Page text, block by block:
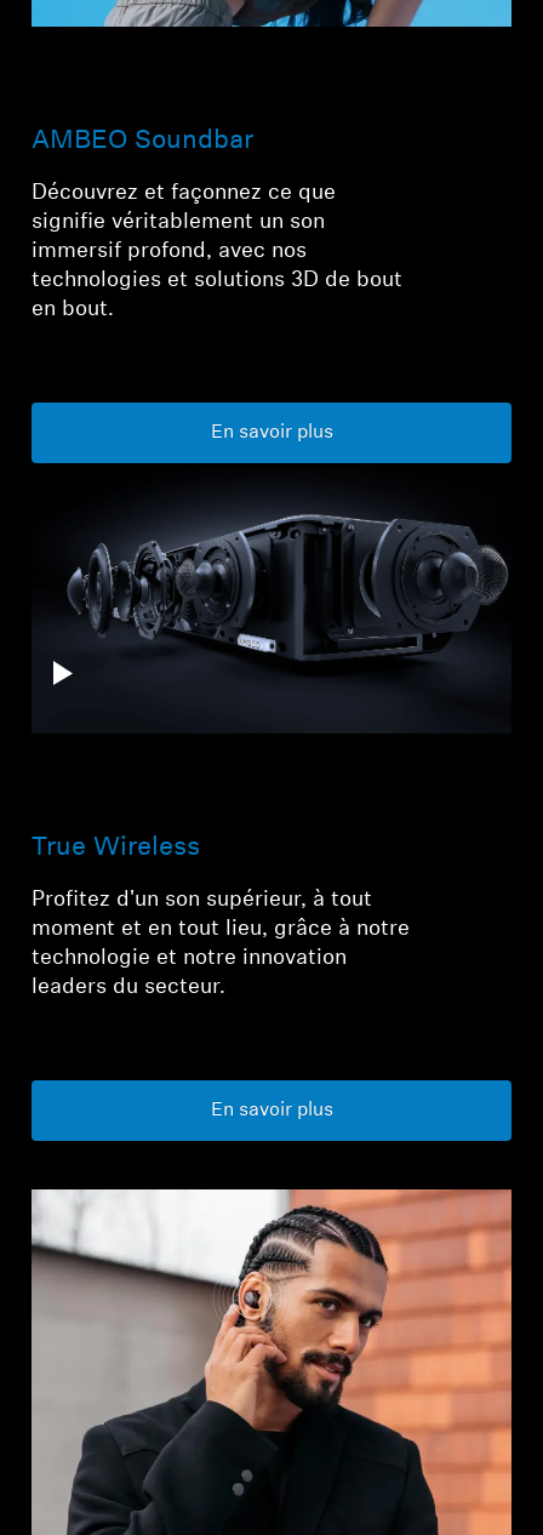
AMBEO Soundbar
Découvrez et façonnez ce que
signifie véritablement un son
immersif profond, avec nos
technologies et solutions 3D de bout
en bout.
En savoir plus
True Wireless
Profitez d'un son supérieur, à tout
moment et en tout lieu, grâce à notre
technologie et notre innovation
leaders du secteur.
En savoir plus